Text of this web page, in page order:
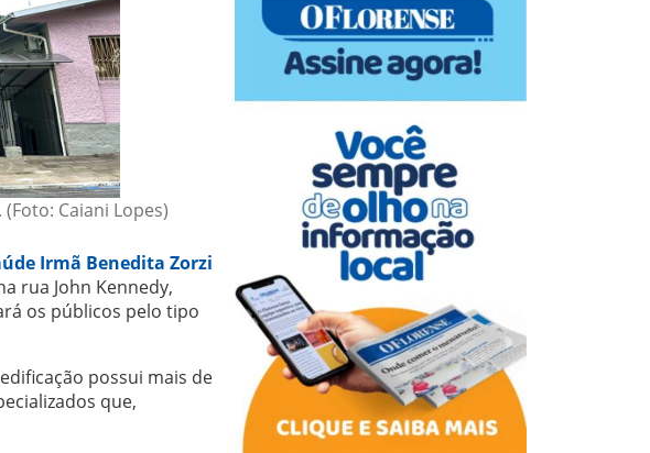
Caiani Lopes)
Irmã Benedita Zorzi
rua John Kennedy,
os públicos pelo tipo
possui mais de
que,